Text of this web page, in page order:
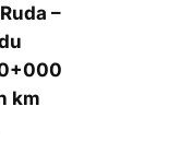
–
km